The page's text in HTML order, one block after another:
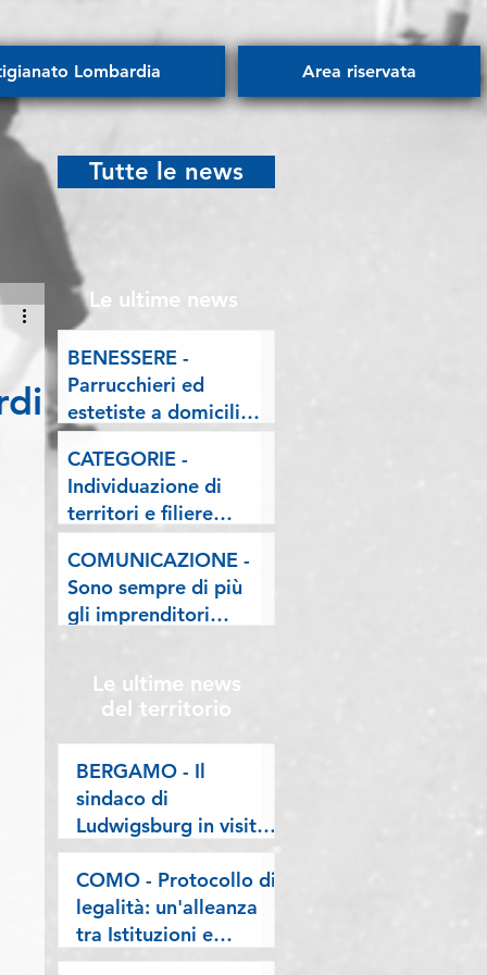
Lombardia Area riservata
Tutte le news
Le ultime news
BENESSERE -
Parrucchieri ed
estetiste a domicilio.
Esposto delle
Associazioni artigiane
lombarde: "Le regole
valgano per tutti"
CATEGORIE -
Individuazione di
territori e filiere
pilota nell'ambito del
"Programma V.E.R.A.
– Ecodesign etico e
valorizzazione delle
COMUNICAZIONE -
Sono sempre di più
gli imprenditori
Lombardia, la nostra
riflessione sulla
stampa
Le ultime news
del territorio
BERGAMO - Il
sindaco di
Ludwigsburg in visita
a Confartigianato
Bergamo: si rafforza
una collaborazione
lunga oltre vent’anni
COMO - Protocollo di
legalità: un'alleanza
tra Istituzioni e
imprese per difendere